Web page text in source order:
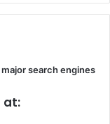
search engines
at: